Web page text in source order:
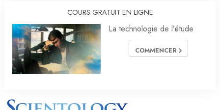
COURS GRATUIT EN LIGNE
La technologie de l’étude
COMMENCER